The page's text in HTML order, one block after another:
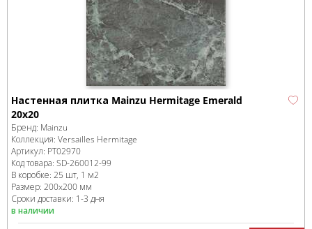
Настенная плитка Mainzu Hermitage Emerald
20х20
Бренд: Mainzu
Коллекция: Versailles Hermitage
Артикул: PT02970
Код товара: SD-260012-99
В коробке: 25 шт, 1 м2
Размер: 200x200 мм
Сроки доставки: 1-3 дня
в наличии